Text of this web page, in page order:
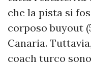
che la pista si
corposo buyout
Canaria.
coach turco